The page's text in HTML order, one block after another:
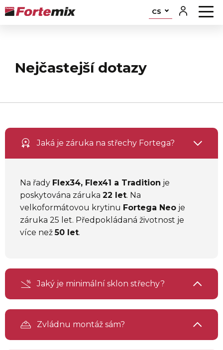
CS
Nejčastejší dotazy
Jaká je záruka na střechy Fortega?
Na řady Flex34, Flex41 a Tradition je
poskytována záruka 22 let. Na
velkoformátovou krytinu Fortega Neo je
záruka 25 let. Předpokládaná životnost je
více než50 let.
Jaký je minimální sklon střechy?
Zvládnu montáž sám?